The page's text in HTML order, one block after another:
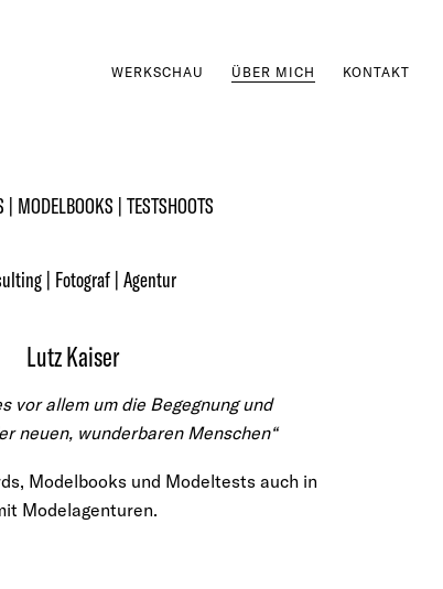
WERKSCHAU ÜBER MICH KONTAKT
| MODELBOOKS | TESTSHOOTS
| Fotograf | Agentur
Lutz Kaiser
vor allem um die Begegnung und
neuen, wunderbaren Menschen“
Modelbooks und Modeltests auch in
Modelagenturen.